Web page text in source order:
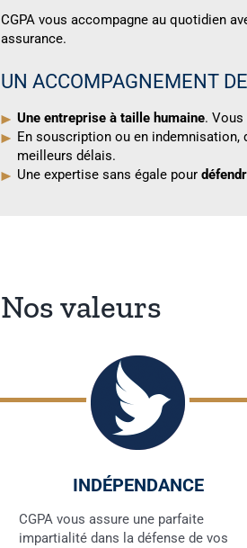
CGPA vous accompagne au quotidien
assurance.
UN ACCOMPAGNEMENT
Une entreprise à taille humaine. Vous
En souscription ou en
meilleurs délais.
Une expertise sans égale pour
Nos valeurs
INDÉPENDANCE
CGPA vous assure une parfaite
impartialité dans la défense de vos